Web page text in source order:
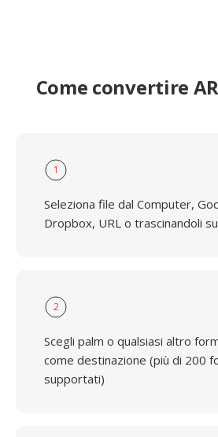
Come convertire
1
Seleziona file dal Computer,
Dropbox, URL o trascinandoli
2
Scegli palm o qualsiasi altro
come destinazione (più di 200
supportati)